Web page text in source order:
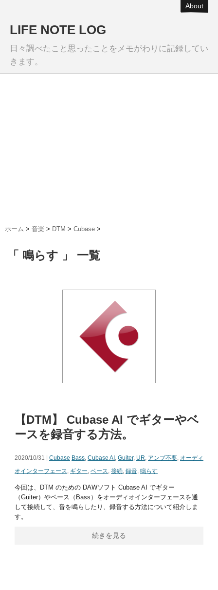
About
LIFE NOTE LOG
日々調べたこと思ったことをメモがわりに記録してい
きます。
ホーム > 音楽 > DTM > Cubase >
「 鳴らす 」 一覧
【DTM】 Cubase AI でギターやベ
ースを録音する方法。
2020/10/31 | Cubase Bass, Cubase AI , Guiter, UR, アンプ不要, オーディ
オインターフェース, ギター, ベース, 接続, 録音, 鳴らす
今回は、DTM のための DAWソフト Cubase AI でギター
（Guiter）やベース（Bass）をオーディオインターフェースを通
して接続して、音を鳴らしたり、録音する方法について紹介しま
す。
続きを見る